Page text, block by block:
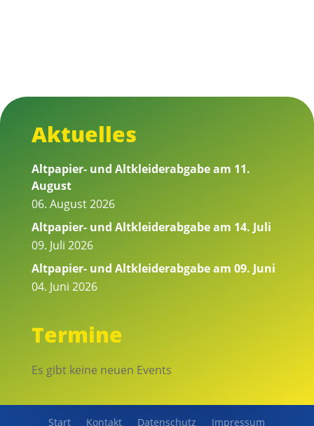
Aktuelles
Altpapier- und Altkleiderabgabe am 11.
August
06. August 2026
Altpapier- und Altkleiderabgabe am 14. Juli
09. Juli 2026
Altpapier- und Altkleiderabgabe am 09. Juni
04. Juni 2026
Termine
Es gibt keine neuen Events
Start Kontakt Datenschutz Impressum